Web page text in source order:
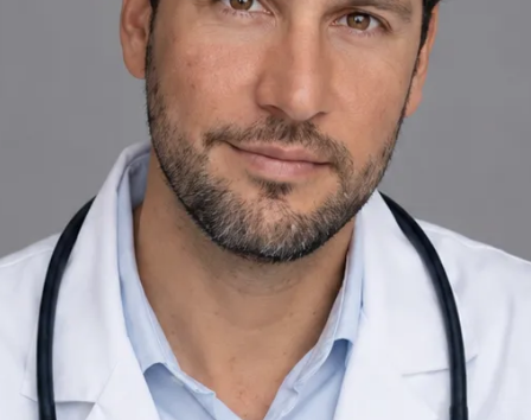
+
Volver al equipo de Spain Perfil del médico
Dr. Fidel Ernesto Mesa Prado
Médico Especialista — Cardiología
Revise los detalles del perfil del médico, las áreas de consulta y
las opciones de reserva antes de programar su cita.